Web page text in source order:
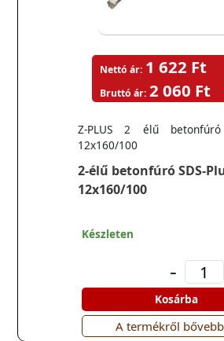
2-élű betonfúró SDS-
12x160/100
Z-PLUS 2 élű betonfúró
12x160/100
Nettó ár: 1 622 Ft
Bruttó ár: 2 060 Ft
Készleten
-
Kosárba
A termékről